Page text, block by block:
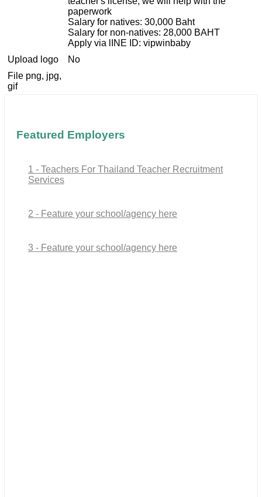
paperwork
Salary for natives: 30,000 Baht
Salary for non-natives: 28,000 BAHT
Apply via lINE ID: vipwinbaby
Upload logo
No
File png, jpg,
gif
Featured Employers
1 - Teachers For Thailand Teacher Recruitment
Services
2 - Feature your school/agency here
3 - Feature your school/agency here